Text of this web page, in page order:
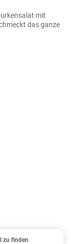
mit
das ganze
zu finden